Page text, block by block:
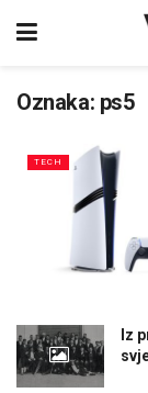
Oznaka: ps5
TECH
Iz